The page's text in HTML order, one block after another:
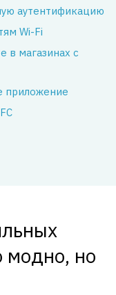
аутентификацию
Wi-Fi
в магазинах с
приложение
модно, но